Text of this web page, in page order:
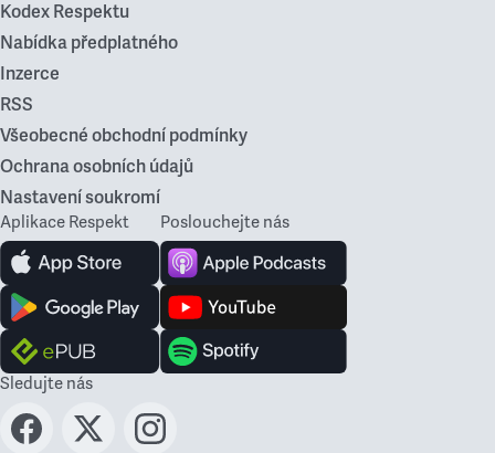
Kodex Respektu
Nabídka předplatného
Inzerce
RSS
Všeobecné obchodní podmínky
Ochrana osobních údajů
Nastavení soukromí
Aplikace Respekt Poslouchejte nás
Sledujte nás